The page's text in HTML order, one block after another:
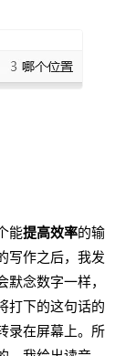
能提高效率的输
写作之后，我发
念数字一样，
打下的这句话的
录在屏幕上。所